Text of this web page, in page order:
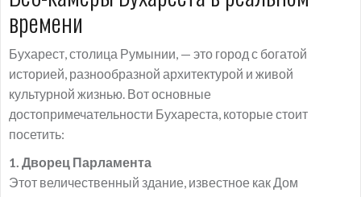
времени
Бухарест, столица Румынии, — это город с богатой
историей, разнообразной архитектурой и живой
культурной жизнью. Вот основные
достопримечательности Бухареста, которые стоит
посетить:
1. Дворец Парламента
Этот величественный здание, известное как Дом